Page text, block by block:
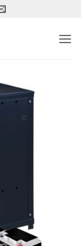
content